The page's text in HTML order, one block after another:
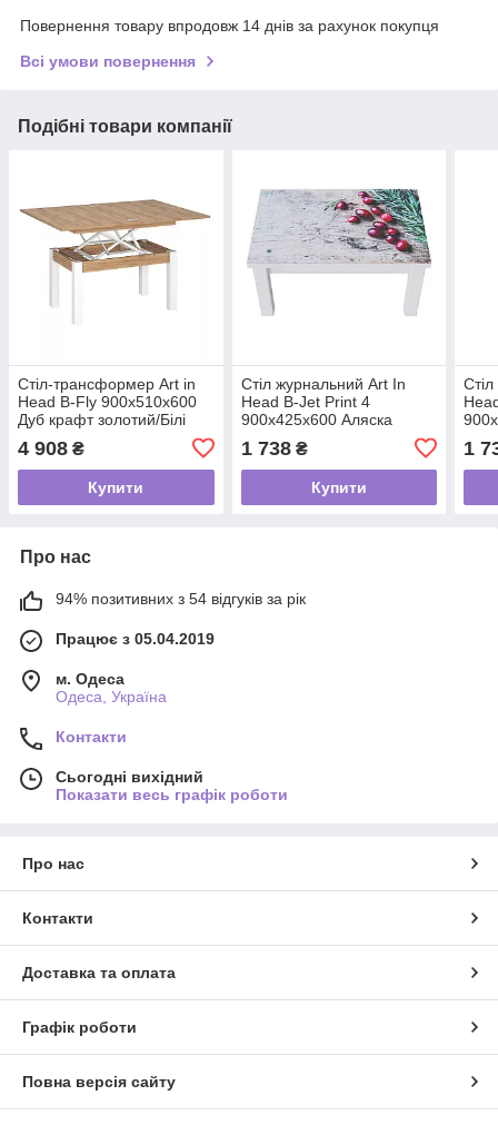
Повернення товару впродовж 14 днів за рахунок покупця
Всі умови повернення
Подібні товари компанії
Стіл-трансформер Art in
Head B-Fly 900x510x600
Дуб крафт золотий/Білі
4 908 ₴
Купити
Стіл журнальний Art In
Head B-Jet Print 4
900x425x600 Аляска
(131026615)
1 738₴
Купити
1
Про нас
94% позитивних з 54 відгуків за рік
Працює з 05.04.2019
м. Одеса
Одеса, Україна
Контакти
Сьогодні вихідний
Показати весь графік роботи
Про нас
Контакти
Доставка та оплата
Графік роботи
Повна версія сайту